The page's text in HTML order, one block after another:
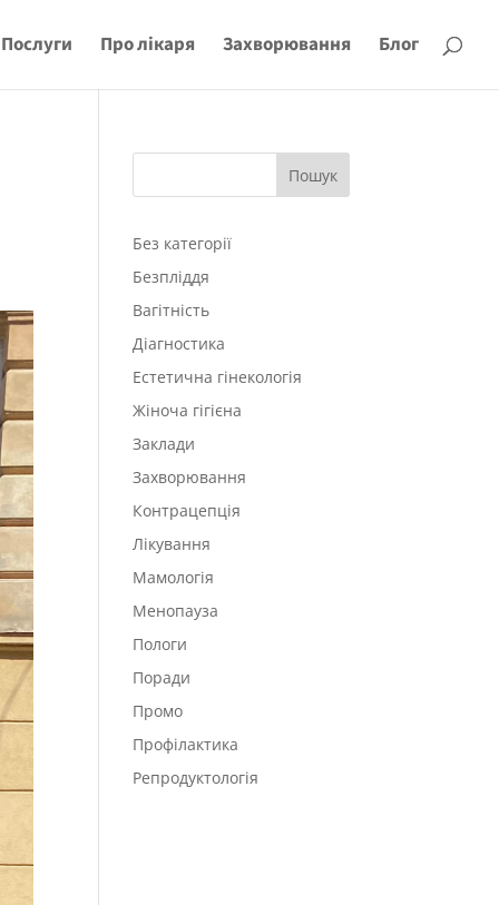
Послуги Про лікаря Захворювання Блог
Пошук
Без категорії
Безпліддя
Вагітність
Діагностика
Естетична гінекологія
Жіноча гігієна
Заклади
Захворювання
Контрацепція
Лікування
Мамологія
Менопауза
Пологи
Поради
Промо
Профілактика
Репродуктологія